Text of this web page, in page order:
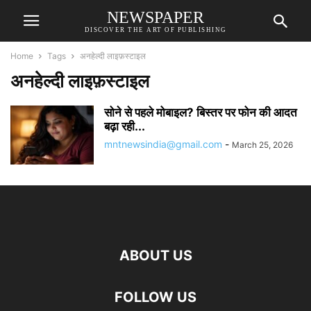
NEWSPAPER
DISCOVER THE ART OF PUBLISHING
Home Tags अनहेल्दी लाइफ़स्टाइल
अनहेल्दी लाइफ़स्टाइल
सोने से पहले मोबाइल? बिस्तर पर फोन की आदत
बढ़ा रही...
mntnewsindia@gmail.com - March 25, 2026
ABOUT US
FOLLOW US